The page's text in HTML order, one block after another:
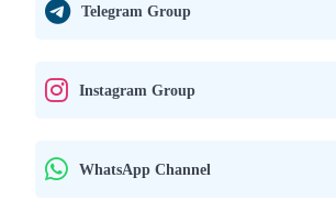
Telegram Group
Instagram Group
WhatsApp Channel